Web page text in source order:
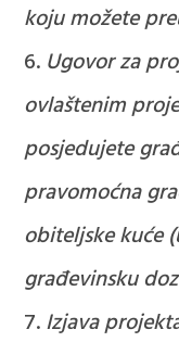
koju možete
Ugovor za
ovlaštenim
posjedujete
pravomoćna
obiteljske kuće
građevinsku
Izjava